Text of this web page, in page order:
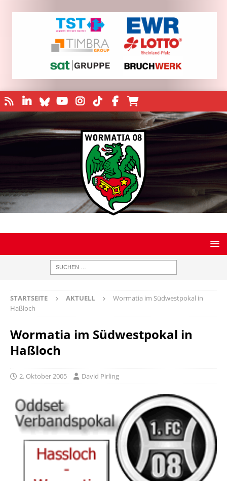
STARTSEITE AKTUELL
Wormatia im Südwestpokal in
Haßloch
Wormatia im Südwestpokal in
Haßloch
2. Oktober 2005 David Pirling